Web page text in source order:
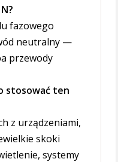
fazowego
neutralny —
przewody
stosować ten
z urządzeniami,
skoki
systemy